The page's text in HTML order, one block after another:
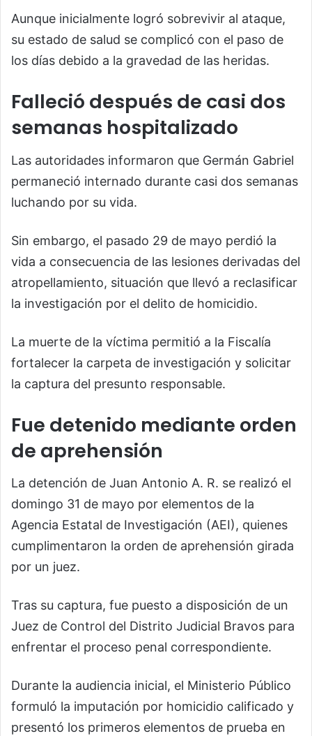
Aunque inicialmente logró sobrevivir al ataque,
su estado de salud se complicó con el paso de
los días debido a la gravedad de las heridas.
Falleció después de casi dos
semanas hospitalizado
Las autoridades informaron que Germán Gabriel
permaneció internado durante casi dos semanas
luchando por su vida.
Sin embargo, el pasado 29 de mayo perdió la
vida a consecuencia de las lesiones derivadas del
atropellamiento, situación que llevó a reclasificar
la investigación por el delito de homicidio.
La muerte de la víctima permitió a la Fiscalía
fortalecer la carpeta de investigación y solicitar
la captura del presunto responsable.
Fue detenido mediante orden
de aprehensión
La detención de Juan Antonio A. R. se realizó el
domingo 31 de mayo por elementos de la
Agencia Estatal de Investigación (AEI), quienes
cumplimentaron la orden de aprehensión girada
por un juez.
Tras su captura, fue puesto a disposición de un
Juez de Control del Distrito Judicial Bravos para
enfrentar el proceso penal correspondiente.
Durante la audiencia inicial, el Ministerio Público
formuló la imputación por homicidio calificado y
presentó los primeros elementos de prueba en